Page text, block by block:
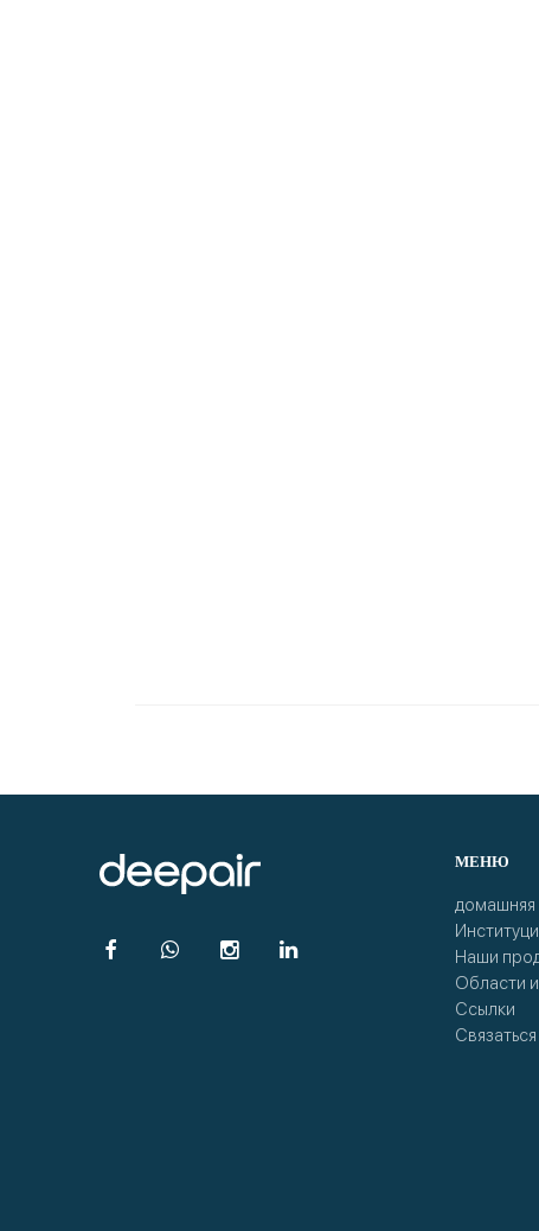
МЕНЮ
домашняя
Наши
Области
Ссылки